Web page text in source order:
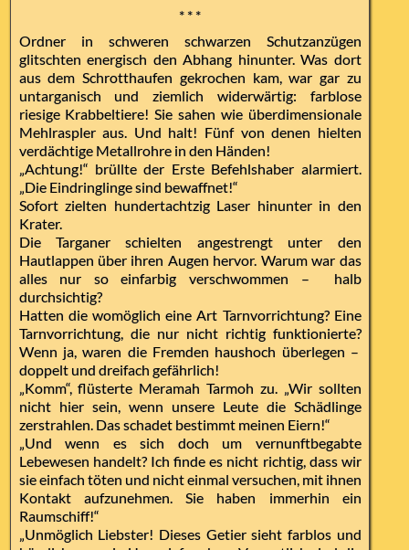
* * *
Ordner in schweren schwarzen Schutzanzügen
glitschten energisch den Abhang hinunter. Was dort
aus dem Schrotthaufen gekrochen kam, war gar zu
untarganisch und ziemlich widerwärtig: farblose
riesige Krabbeltiere! Sie sahen wie überdimensionale
Mehlraspler aus. Und halt! Fünf von denen hielten
verdächtige Metallrohre in den Händen!
„Achtung!“ brüllte der Erste Befehlshaber alarmiert.
„Die Eindringlinge sind bewaffnet!“
Sofort zielten hundertachtzig Laser hinunter in den
Krater.
Die Targaner schielten angestrengt unter den
Hautlappen über ihren Augen hervor. Warum war das
alles nur so einfarbig verschwommen – halb
durchsichtig?
Hatten die womöglich eine Art Tarnvorrichtung? Eine
Tarnvorrichtung, die nur nicht richtig funktionierte?
Wenn ja, waren die Fremden haushoch überlegen –
doppelt und dreifach gefährlich!
„Komm“, flüsterte Meramah Tarmoh zu. „Wir sollten
nicht hier sein, wenn unsere Leute die Schädlinge
zerstrahlen. Das schadet bestimmt meinen Eiern!“
„Und wenn es sich doch um vernunftbegabte
Lebewesen handelt? Ich finde es nicht richtig, dass wir
sie einfach töten und nicht einmal versuchen, mit ihnen
Kontakt aufzunehmen. Sie haben immerhin ein
Raumschiff!“
„Unmöglich Liebster! Dieses Getier sieht farblos und